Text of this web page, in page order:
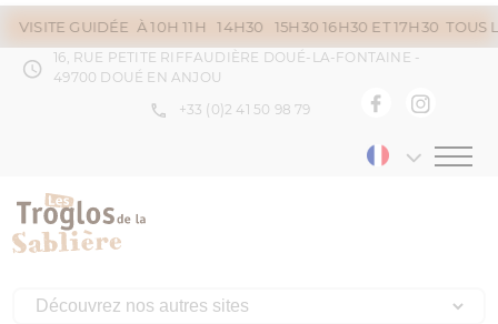
VISITE GUIDÉE À 10H 11H 14H30 15H30 16H30 ET 17H30 TOUS
16, RUE PETITE RIFFAUDIÈRE DOUÉ-LA-FONTAINE -
49700 DOUÉ EN ANJOU
+33 (0)2 41 50 98 79